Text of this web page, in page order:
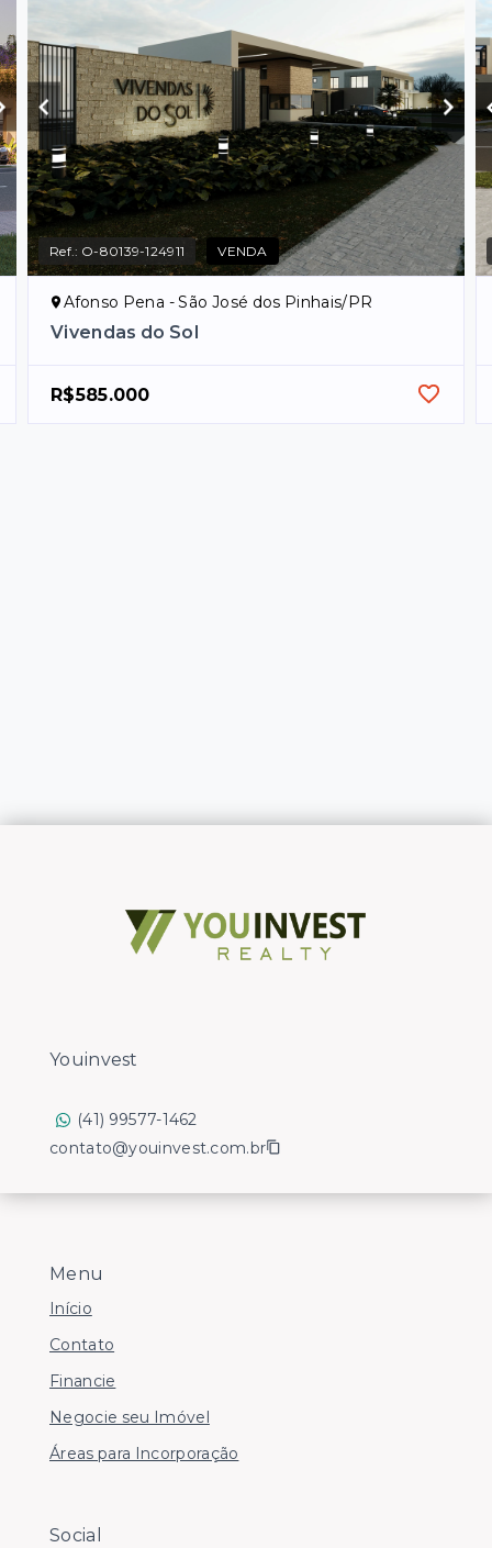
Ref.: O-80139-124911 VENDA
Afonso Pena - São José dos Pinhais/PR
Vivendas do Sol
R$585.000
Menu
Início
Contato
Financie
Negocie seu Imóvel
Áreas para Incorporação
Social
Youinvest
(41) 99577-1462
contato@youinvest.com.br